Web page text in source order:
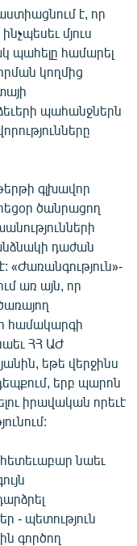
է, որ
մյուս
պահելը համարել
կողմից
պահանջներն
գլխավոր
ծանրացող
դաժան
«Ժառանգություն»-
առ այն, որ
համակարգի
ՀՀ ԱԺ
եթե վերջինս
երբ պարոն
իրավական որեւէ
նաեւ
- պետություն
գործող